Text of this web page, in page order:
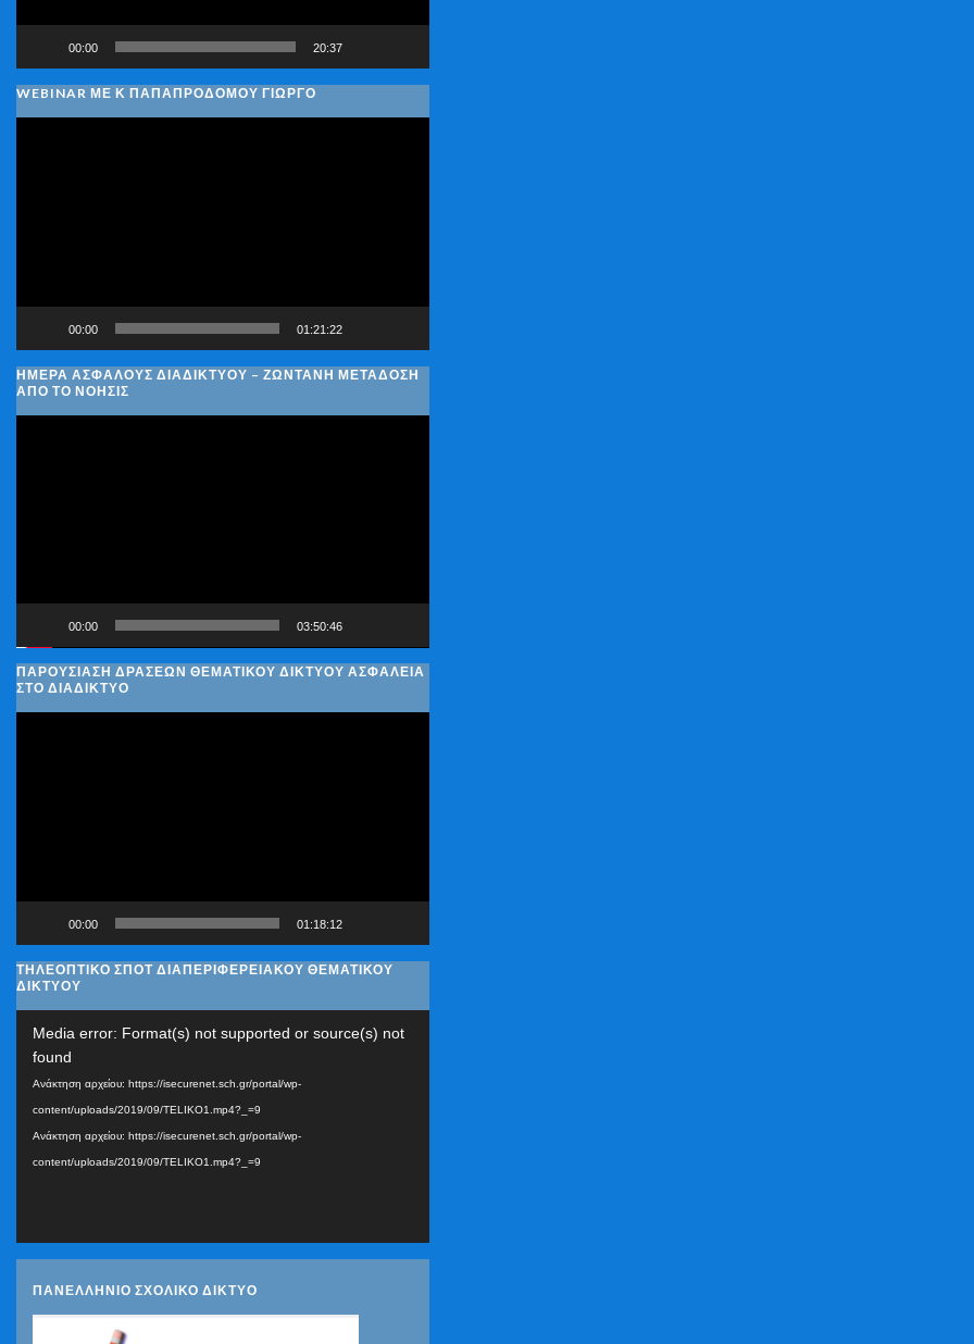
00:00 20:37
WEBINAR ΜΕ Κ ΠΑΠΑΠΡΟΔΌΜΟΥ ΓΙΏΡΓΟ
00:00 01:21:22
ΗΜΈΡΑ ΑΣΦΑΛΟΎΣ ΔΙΑΔΙΚΤΎΟΥ – ΖΩΝΤΑΝΉ ΜΕΤΆΔΟΣΗ
ΑΠΌ ΤΟ ΝΟΗΣΙΣ
00:00 03:50:46
ΠΑΡΟΥΣΊΑΣΗ ΔΡΆΣΕΩΝ ΘΕΜΑΤΙΚΟΎ ΔΙΚΤΎΟΥ ΑΣΦΆΛΕΙΑ
ΣΤΟ ΔΙΑΔΊΚΤΥΟ
00:00 01:18:12
ΤΗΛΕΟΠΤΙΚΟ ΣΠΟΤ ΔΙΑΠΕΡΙΦΕΡΕΙΑΚΟΥ ΘΕΜΑΤΙΚΟΥ
ΔΙΚΤΥΟΥ
Αναπαραγωγής
Βίντεο
Media error: Format(s) not supported or source(s) not
found
Ανάκτηση αρχείου: https://isecurenet.sch.gr/portal/wp-
content/uploads/2019/09/TELIKO1.mp4?_=9
Ανάκτηση αρχείου: https://isecurenet.sch.gr/portal/wp-
content/uploads/2019/09/TELIKO1.mp4?_=9
ΠΑΝΕΛΛΗΝΙΟ ΣΧΟΛΙΚΟ ΔΙΚΤΥΟ